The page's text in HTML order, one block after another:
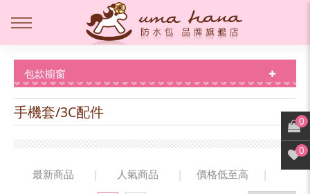
包款櫥窗
手機套/3C配件
最新商品 | 人氣商品 | 價格低至高
|
0
0